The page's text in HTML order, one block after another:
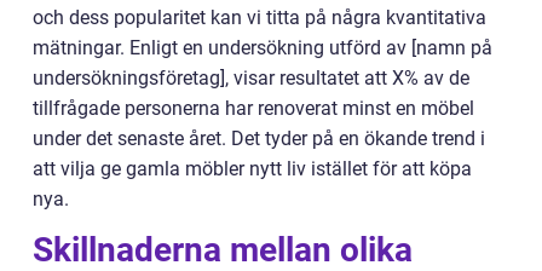
och dess popularitet kan vi titta på några kvantitativa
mätningar. Enligt en undersökning utförd av [namn på
undersökningsföretag], visar resultatet att X% av de
tillfrågade personerna har renoverat minst en möbel
under det senaste året. Det tyder på en ökande trend i
att vilja ge gamla möbler nytt liv istället för att köpa
nya.
Skillnaderna mellan olika